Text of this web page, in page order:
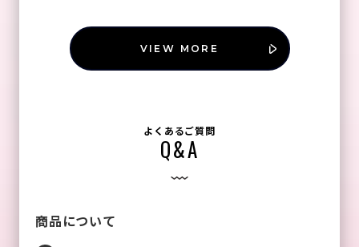
VIEW MORE
よくあるご質問
Q&A
商品について